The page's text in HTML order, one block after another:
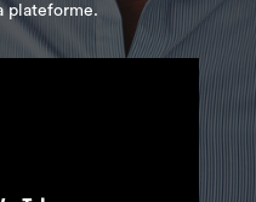
plateforme.